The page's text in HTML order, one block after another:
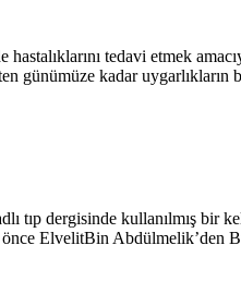
tedavi etmek
günümüze kadar uygarlıkların
tıp dergisinde kullanılmış
önce ElvelitBin